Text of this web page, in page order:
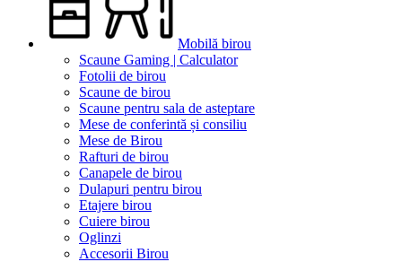
Mobilă birou
Scaune Gaming | Calculator
Fotolii de birou
Scaune de birou
Scaune pentru sala de asteptare
Mese de conferintă și consiliu
Mese de Birou
Rafturi de birou
Canapele de birou
Dulapuri pentru birou
Etajere birou
Cuiere birou
Oglinzi
Accesorii Birou